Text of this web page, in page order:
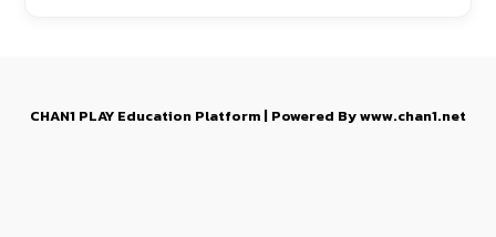
CHAN1 PLAY Education Platform | Powered By www.chan1.net